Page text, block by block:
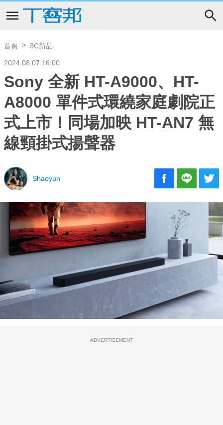
首頁 3C新品
2024.08.07 16:00
Sony 全新 HT-A9000、HT-
A8000 單件式環繞家庭劇院正
式上市！同場加映 HT-AN7 無
線頸掛式揚聲器
Shaoyun
ADVERTISEMENT